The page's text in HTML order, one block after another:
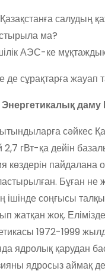
салудың
ма?
АЭС-ке
сұрақтарға жауап
Энергетикалық
сәйкес
гВт-қа дейін
көздерін
Бұған не
ішінде соңғысы
жатқан жоқ.
1972-1999
ядролық қарудан
ядросыз аймақ